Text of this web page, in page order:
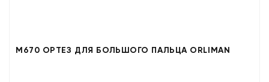
M670 ОРТЕЗ ДЛЯ БОЛЬШОГО ПАЛЬЦА ORLIMAN